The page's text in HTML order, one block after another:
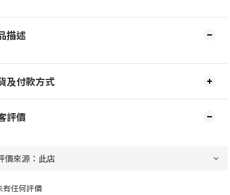
描述
及付款方式
評價
有任何評價